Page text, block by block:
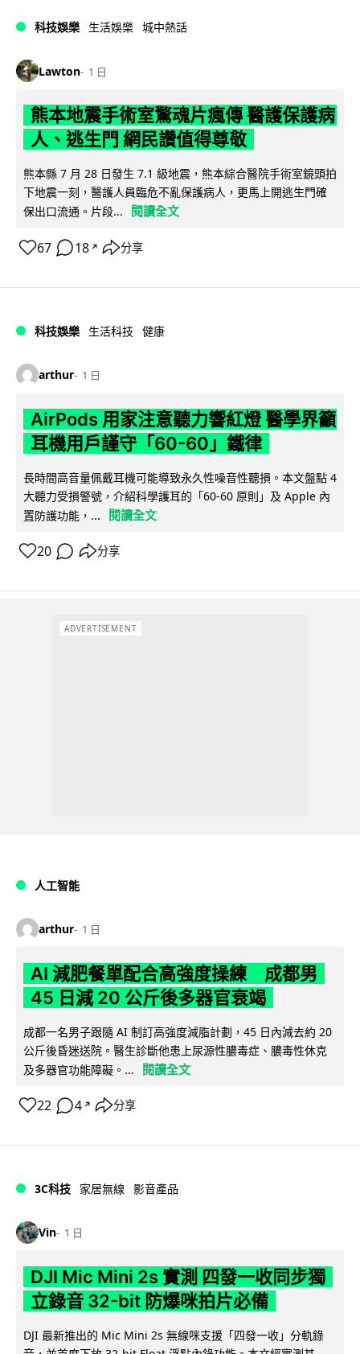
科技娛樂 生活娛樂 城中熱話
Lawton 1 日
熊本地震手術室驚魂片瘋傳 醫護保護病
人、逃生門 網民讚值得尊敬
熊本縣 7 月 28 日發生 7.1 級地震，熊本綜合醫院手術室鏡頭拍
下地震一刻，醫護人員臨危不亂保護病人，更馬上開逃生門確
保出口流通。片段...
閱讀全文
67 18 ↗ 分享
科技娛樂 生活科技 健康
arthur 1 日
AirPods 用家注意聽力響紅燈 醫學界籲
耳機用戶謹守「60-60」鐵律
長時間高音量佩戴耳機可能導致永久性噪音性聽損。本文盤點 4
大聽力受損警號，介紹科學護耳的「60-60 原則」及 Apple 內
置防護功能，...
閱讀全文
20 分享
ADVERTISEMENT
人工智能
arthur 1 日
AI 減肥餐單配合高強度操練 成都男
45 日減 20 公斤後多器官衰竭
成都一名男子跟隨 AI 制訂高強度減脂計劃，45 日內減去約 20
公斤後昏迷送院。醫生診斷他患上尿源性膿毒症、膿毒性休克
及多器官功能障礙。...
閱讀全文
22 4 ↗ 分享
3C科技 家居無線 影音產品
Vin 1 日
DJI Mic Mini 2s 實測 四發一收同步獨
立錄音 32-bit 防爆咪拍片必備
DJI 最新推出的 Mic Mini 2s 無線咪支援「四發一收」分軌錄